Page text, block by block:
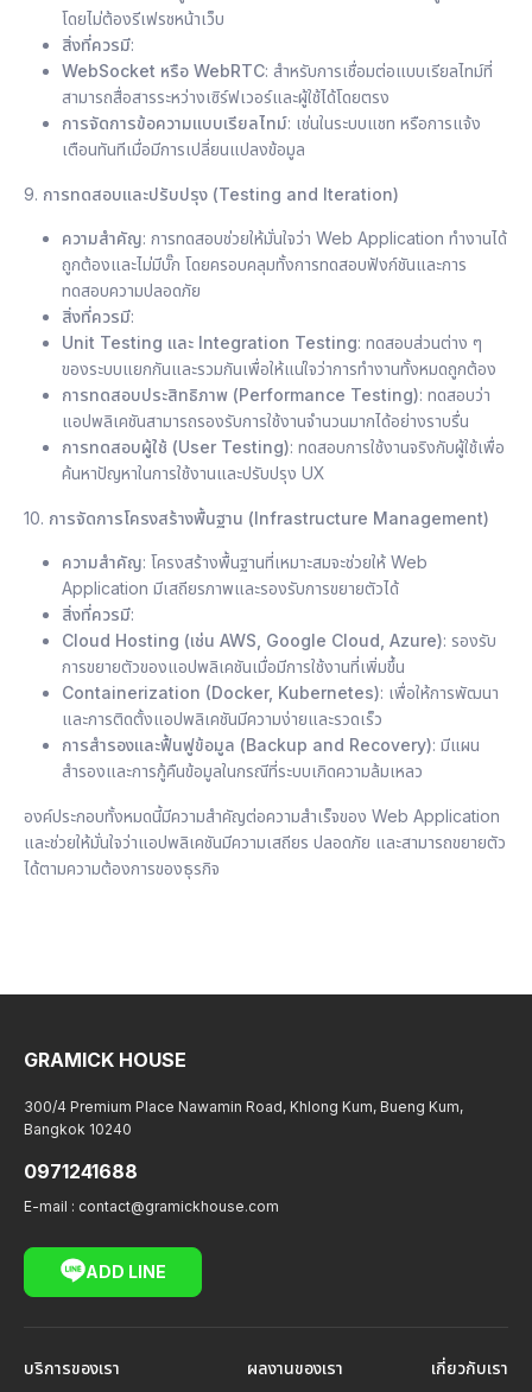
โดยไม่ต้องรีเฟรชหน้าเว็บ
สิ่งที่ควรมี:
WebSocket หรือ WebRTC: สำหรับการเชื่อมต่อแบบเรียลไทม์ที่
สามารถสื่อสารระหว่างเซิร์ฟเวอร์และผู้ใช้ได้โดยตรง
การจัดการข้อความแบบเรียลไทม์: เช่นในระบบแชท หรือการแจ้ง
เตือนทันทีเมื่อมีการเปลี่ยนแปลงข้อมูล
9. การทดสอบและปรับปรุง (Testing and Iteration)
ความสำคัญ: การทดสอบช่วยให้มั่นใจว่า Web Application ทำงานได้
ถูกต้องและไม่มีบั๊ก โดยครอบคลุมทั้งการทดสอบฟังก์ชันและการ
ทดสอบความปลอดภัย
สิ่งที่ควรมี:
Unit Testing และ Integration Testing: ทดสอบส่วนต่าง ๆ
ของระบบแยกกันและรวมกันเพื่อให้แน่ใจว่าการทำงานทั้งหมดถูกต้อง
การทดสอบประสิทธิภาพ (Performance Testing): ทดสอบว่า
แอปพลิเคชันสามารถรองรับการใช้งานจำนวนมากได้อย่างราบรื่น
การทดสอบผู้ใช้ (User Testing): ทดสอบการใช้งานจริงกับผู้ใช้เพื่อ
ค้นหาปัญหาในการใช้งานและปรับปรุง UX
10. การจัดการโครงสร้างพื้นฐาน (Infrastructure Management)
ความสำคัญ: โครงสร้างพื้นฐานที่เหมาะสมจะช่วยให้ Web
Application มีเสถียรภาพและรองรับการขยายตัวได้
สิ่งที่ควรมี:
Cloud Hosting (เช่น AWS, Google Cloud, Azure): รองรับ
การขยายตัวของแอปพลิเคชันเมื่อมีการใช้งานที่เพิ่มขึ้น
Containerization (Docker, Kubernetes): เพื่อให้การพัฒนา
และการติดตั้งแอปพลิเคชันมีความง่ายและรวดเร็ว
การสำรองและฟื้นฟูข้อมูล (Backup and Recovery): มีแผน
สำรองและการกู้คืนข้อมูลในกรณีที่ระบบเกิดความล้มเหลว
องค์ประกอบทั้งหมดนี้มีความสำคัญต่อความสำเร็จของ Web Application
และช่วยให้มั่นใจว่าแอปพลิเคชันมีความเสถียร ปลอดภัย และสามารถขยายตัว
ได้ตามความต้องการของธุรกิจ
GRAMICK HOUSE
300/4 Premium Place Nawamin Road, Khlong Kum, Bueng Kum,
Bangkok 10240
0971241688
E-mail : contact@gramickhouse.com
ADD LINE
บริการของเรา ผลงานของเรา เกี่ยวกับเรา